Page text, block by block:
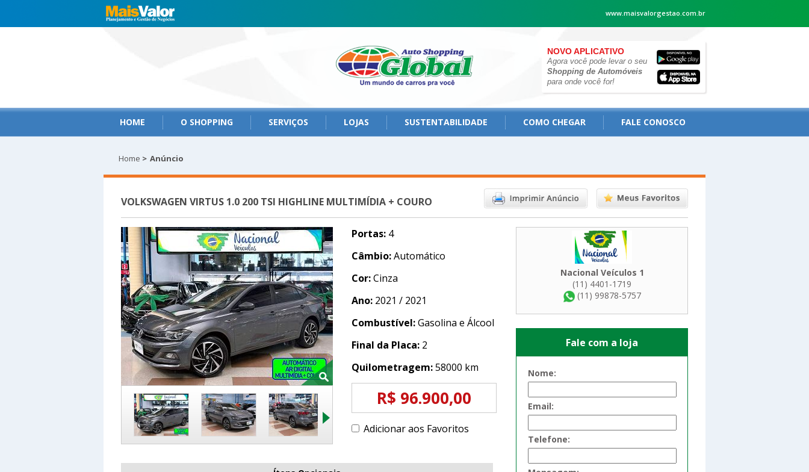
www.maisvalorgestao.com.br
NOVO APLICATIVO
Agora você pode levar o seu
Shopping de Automóveis
para onde você for!
HOME O SHOPPING SERVIÇOS LOJAS SUSTENTABILIDADE COMO CHEGAR FALE CONOSCO
Home > Anúncio
VOLKSWAGEN VIRTUS 1.0 200 TSI HIGHLINE MULTIMÍDIA + COURO
Portas: 4
Câmbio:Automático
Cor:Cinza
Ano: 2021 / 2021
Combustível:Gasolina e Álcool
Final da Placa: 2
Quilometragem:58000 km
R$ 96.900,00
Adicionar aos Favoritos
Nacional Veículos 1
(11) 4401-1719
(11) 99878-5757
Fale com a loja
Nome:
Email:
Telefone: